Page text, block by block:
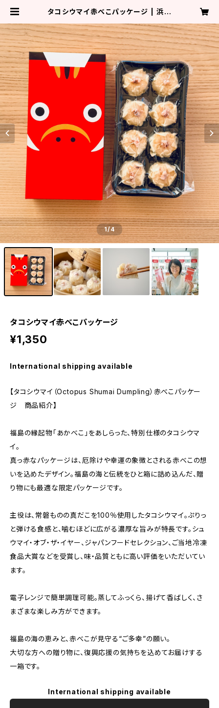
タコシウマイ赤べこパッケージ | 浜福
1/4
タコシウマイ赤べこパッケージ
¥1,350
International shipping available
【タコシウマイ（Octopus Shumai Dumpling）赤べこパッケー
ジ 商品紹介】
福島の縁起物「あかべこ」をあしらった、特別仕様のタコシウマ
イ。
真っ赤なパッケージは、厄除けや幸運の象徴とされる赤べこの想
いを込めたデザイン。福島の海と伝統をひと箱に詰め込んだ、贈
り物にも最適な限定パッケージです。
主役は、常磐ものの真だこを100％使用したタコシウマイ。ぷりっ
と弾ける食感と、噛むほどに広がる濃厚な旨みが特長です。シュ
ウマイ・オブ・ザ・イヤー、ジャパンフードセレクション、ご当地冷凍
食品大賞などを受賞し、味・品質ともに高い評価をいただいてい
ます。
電子レンジで簡単調理可能。蒸してふっくら、揚げて香ばしく、さ
まざまな楽しみ方ができます。
福島の海の恵みと、赤べこが見守る“ご多幸”の願い。
大切な方への贈り物に、復興応援の気持ちを込めてお届けする
一箱です。
International shipping available